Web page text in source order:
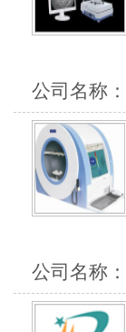
公司名称：
公司名称：